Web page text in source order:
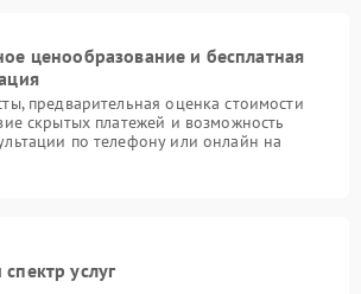
ценообразование и бесплатная
предварительная оценка стоимости
скрытых платежей и возможность
по телефону или онлайн на
услуг